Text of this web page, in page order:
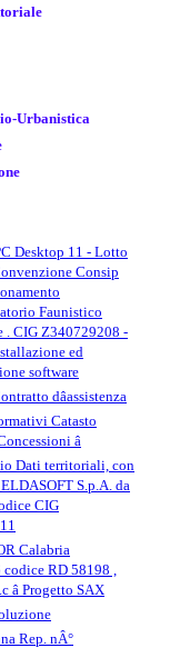
Urbanistica
Desktop 11 - Lotto
Consip
Faunistico
. CIG Z340729208 -
ed
software
dâassistenza
Catasto
â
Dati territoriali, con
S.p.A. da
CIG
Calabria
RD 58198 ,
â Progetto SAX
Rep. nÂ°